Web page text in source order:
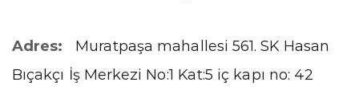
Adres:
Muratpaşa mahallesi 561. SK Hasan
Bıçakçı İş Merkezi No:1 Kat:5 iç kapı no: 42